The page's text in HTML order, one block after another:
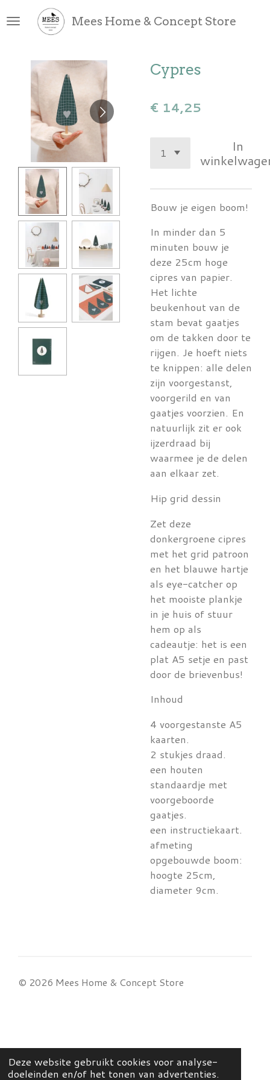
Deze website gebruikt cookies voor analyse-
doeleinden en/of het tonen van advertenties.
direct
hoofdinhoud
Mees Home & Concept Store
Cypres
€ 14,25
In
Bouw je eigen boom!
In minder dan 5
minuten bouw je
deze 25cm hoge
cipres van papier.
Het lichte
beukenhout van de
stam bevat gaatjes
om de takken door te
rijgen. Je hoeft niets
te knippen: alle delen
zijn voorgestanst,
voorgerild en van
gaatjes voorzien. En
natuurlijk zit er ook
ijzerdraad bij
waarmee je de delen
aan elkaar zet.
Hip grid dessin
Zet deze
donkergroene cipres
met het grid patroon
en het blauwe hartje
als eye-catcher op
het mooiste plankje
in je huis of stuur
hem op als
cadeautje: het is een
plat A5 setje en past
door de brievenbus!
Inhoud
4 voorgestanste A5
kaarten.
2 stukjes draad.
een houten
standaardje met
voorgeboorde
gaatjes.
een instructiekaart.
afmeting
opgebouwde boom:
hoogte 25cm,
diameter 9cm.
© 2026 Mees Home & Concept Store